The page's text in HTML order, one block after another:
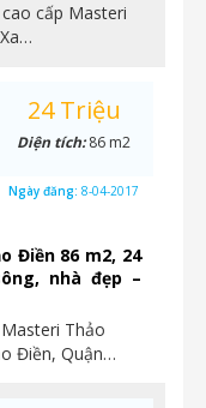
cấp Masteri
Điền 86 m2, 24
nhà đẹp –
Thảo
Điền, Quận…
24 Triệu
Diện tích:86 m2
Ngày đăng: 8-04-2017